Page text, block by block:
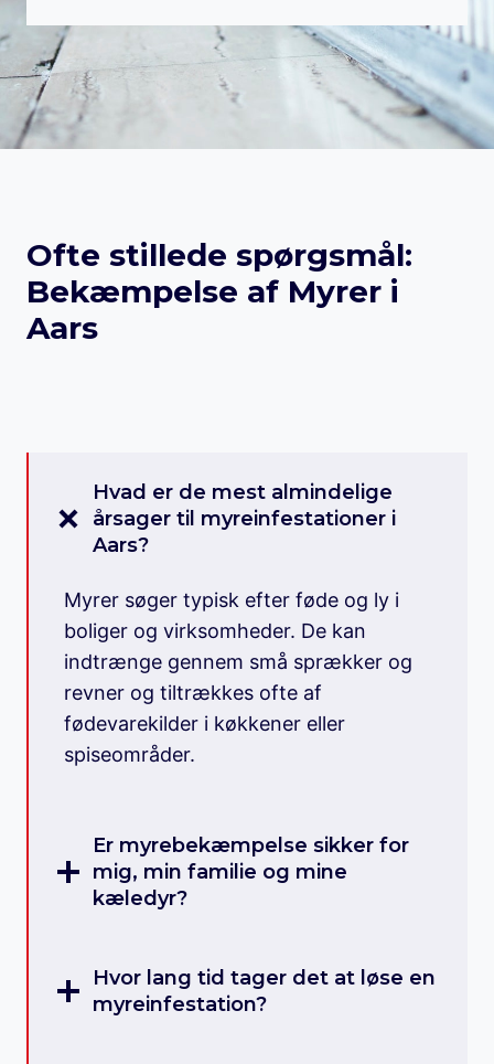
Ofte stillede spørgsmål:
Bekæmpelse af Myrer i
Aars
Hvad er de mest almindelige
årsager til myreinfestationer i
Aars?
Myrer søger typisk efter føde og ly i
boliger og virksomheder. De kan
indtrænge gennem små sprækker og
revner og tiltrækkes ofte af
fødevarekilder i køkkener eller
spiseområder.
Er myrebekæmpelse sikker for
mig, min familie og mine
kæledyr?
Hvor lang tid tager det at løse en
myreinfestation?